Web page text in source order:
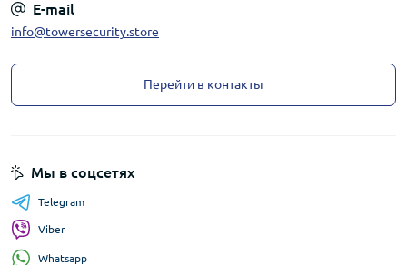
E-mail
info@towersecurity.store
Перейти в контакты
Мы в соцсетях
Telegram
Viber
Whatsapp